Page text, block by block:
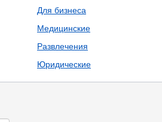
Для бизнеса
Медицинские
Развлечения
Юридические